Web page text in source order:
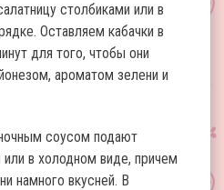
столбиками или в
Оставляем кабачки в
для того, чтобы они
ароматом зелени и
соусом подают
в холодном виде, причем
намного вкусней. В